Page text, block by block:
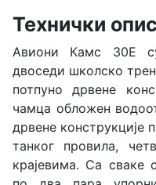
Технички опис
Авиони Камс 30Е
двоседи школско
потпуно дрвене
чамца обложен
дрвене конструкције
танког провила,
крајевима. Са сваке